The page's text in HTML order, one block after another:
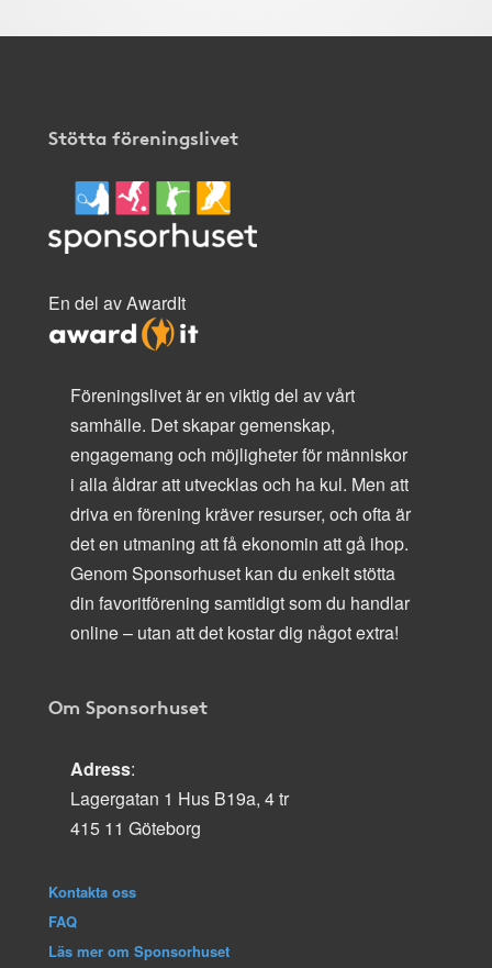
Stötta föreningslivet
En del av AwardIt
Föreningslivet är en viktig del av vårt
samhälle. Det skapar gemenskap,
engagemang och möjligheter för människor
i alla åldrar att utvecklas och ha kul. Men att
driva en förening kräver resurser, och ofta är
det en utmaning att få ekonomin att gå ihop.
Genom Sponsorhuset kan du enkelt stötta
din favoritförening samtidigt som du handlar
online – utan att det kostar dig något extra!
Om Sponsorhuset
Adress:
Lagergatan 1 Hus B19a, 4 tr
415 11 Göteborg
Kontakta oss
FAQ
Läs mer om Sponsorhuset